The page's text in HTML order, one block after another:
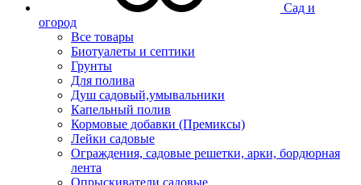
Сад и
огород
Все товары
Биотуалеты и септики
Грунты
Для полива
Душ садовый,умывальники
Капельный полив
Кормовые добавки (Премиксы)
Лейки садовые
Ограждения, садовые решетки, арки, бордюрная
лента
Опрыскиватели садовые